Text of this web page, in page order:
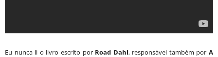
Eu nunca li o livro escrito por Road Dahl, responsável também porA